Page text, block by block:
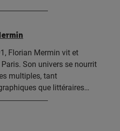
Florian Mermin vit et
Son univers se nourrit
multiples, tant
que littéraires…